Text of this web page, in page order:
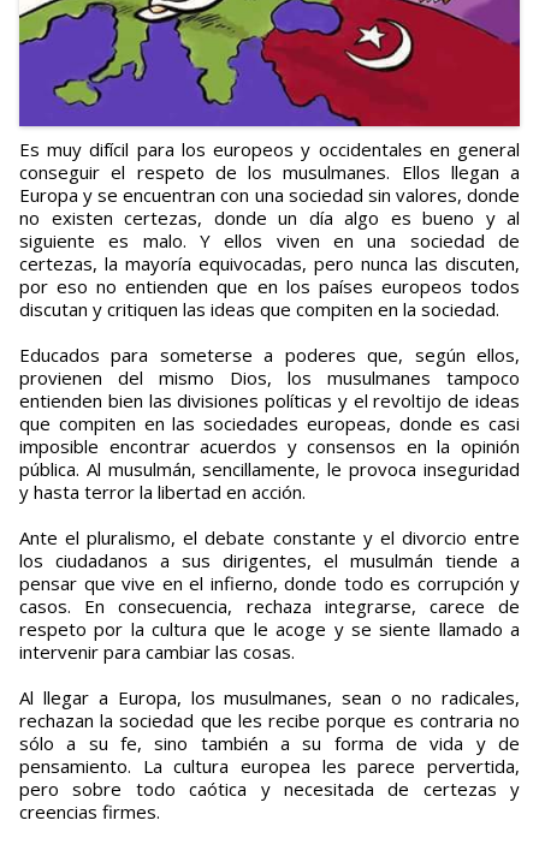
Es muy difícil para los europeos y occidentales en general
conseguir el respeto de los musulmanes. Ellos llegan a
Europa y se encuentran con una sociedad sin valores, donde
no existen certezas, donde un día algo es bueno y al
siguiente es malo. Y ellos viven en una sociedad de
certezas, la mayoría equivocadas, pero nunca las discuten,
por eso no entienden que en los países europeos todos
discutan y critiquen las ideas que compiten en la sociedad.
Educados para someterse a poderes que, según ellos,
provienen del mismo Dios, los musulmanes tampoco
entienden bien las divisiones políticas y el revoltijo de ideas
que compiten en las sociedades europeas, donde es casi
imposible encontrar acuerdos y consensos en la opinión
pública. Al musulmán, sencillamente, le provoca inseguridad
y hasta terror la libertad en acción.
Ante el pluralismo, el debate constante y el divorcio entre
los ciudadanos a sus dirigentes, el musulmán tiende a
pensar que vive en el infierno, donde todo es corrupción y
casos. En consecuencia, rechaza integrarse, carece de
respeto por la cultura que le acoge y se siente llamado a
intervenir para cambiar las cosas.
Al llegar a Europa, los musulmanes, sean o no radicales,
rechazan la sociedad que les recibe porque es contraria no
sólo a su fe, sino también a su forma de vida y de
pensamiento. La cultura europea les parece pervertida,
pero sobre todo caótica y necesitada de certezas y
creencias firmes.